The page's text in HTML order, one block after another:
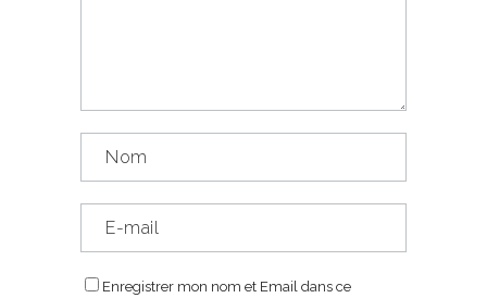
Enregistrer mon nom et Email dans ce